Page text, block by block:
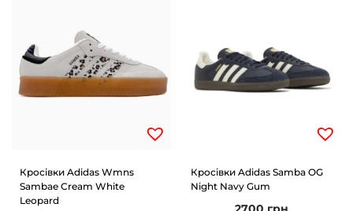
Кросівки Adidas Wmns
Sambae Cream White
Leopard
Кросівки Adidas Samba OG
Night Navy Gum